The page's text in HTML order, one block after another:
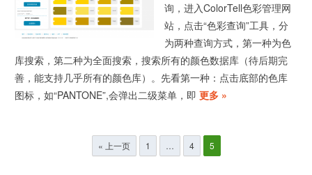
询，进入ColorTell色彩管理网
站，点击“色彩查询”工具，分
为两种查询方式，第一种为色
库搜索，第二种为全面搜索，搜索所有的颜色数据库（待后期完
善，能支持几乎所有的颜色库）。先看第一种：点击底部的色库
图标，如“PANTONE”,会弹出二级菜单，即 更多 »
« 上一页 1 … 4 5